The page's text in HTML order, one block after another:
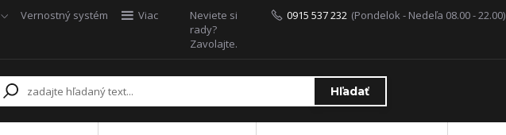
Vernostný systém Viac
Hľadať
Neviete si
rady?
Zavolajte.
0915 537 232 (Pondelok - Nedeľa 08.00 - 22.00)